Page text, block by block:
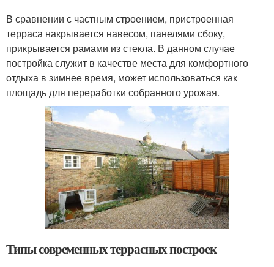
В сравнении с частным строением, пристроенная
терраса накрывается навесом, панелями сбоку,
прикрывается рамами из стекла. В данном случае
постройка служит в качестве места для комфортного
отдыха в зимнее время, может использоваться как
площадь для переработки собранного урожая.
Типы современных террасных построек